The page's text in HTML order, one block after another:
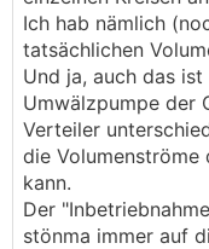
Ich hab nämlich
tatsächlichen
Und ja, auch das
Umwälzpumpe der
Verteiler
die
kann.
Der
stönma immer auf